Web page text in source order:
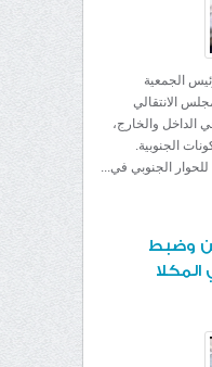
الجمعية
الانتقالي
الداخل والخارج،
الجنوبية.
الجنوبي في...
وضبط